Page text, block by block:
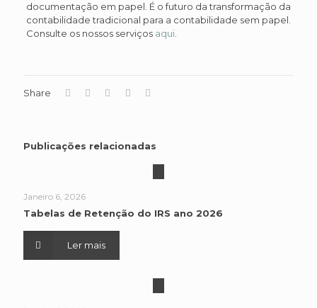
documentação em papel. É o futuro da transformação da
contabilidade tradicional para a contabilidade sem papel.
Consulte os nossos serviços aqui.
Share
Publicações relacionadas
Janeiro 6, 2026
Tabelas de Retenção do IRS ano 2026
Ler mais